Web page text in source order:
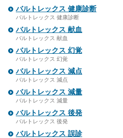
バルトレックス 健康診断
バルトレックス 健康診断
バルトレックス 献血
バルトレックス 献血
バルトレックス 幻覚
バルトレックス 幻覚
バルトレックス 減点
バルトレックス 減点
バルトレックス 減量
バルトレックス 減量
バルトレックス 後発
バルトレックス 後発
バルトレックス 誤診